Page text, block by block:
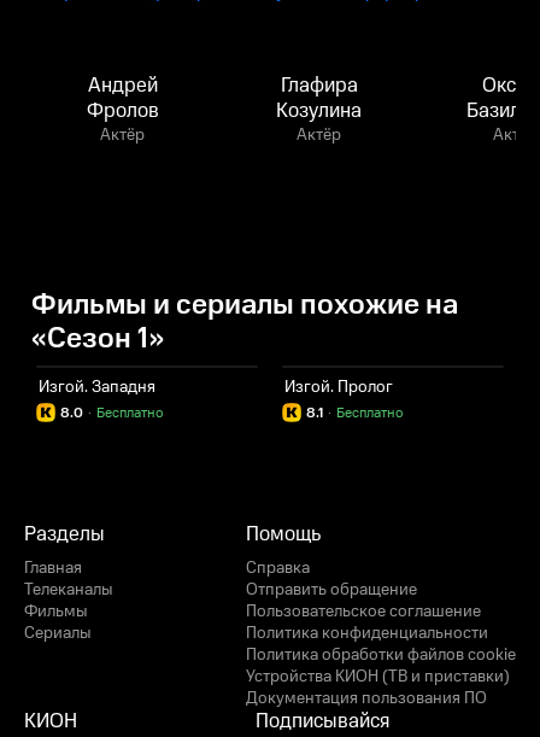
Андрей
Фролов
Актёр
Глафира
Козулина
Актёр Актёр
Фильмы и сериалы похожие на
«Сезон 1»
Изгой. Западня
8.0 Бесплатно
·
Изгой. Пролог
8.1 Бесплатно
·
Разделы
Главная
Телеканалы
Фильмы
Сериалы
Помощь
Справка
Отправить обращение
Пользовательское соглашение
Политика конфиденциальности
Политика обработки файлов cookie
Устройства КИОН (ТВ и приставки)
Документация пользования ПО
КИОН Подписывайся